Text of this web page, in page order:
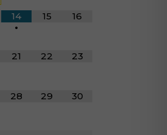
14
•
15 16
21 22 23
28 29 30